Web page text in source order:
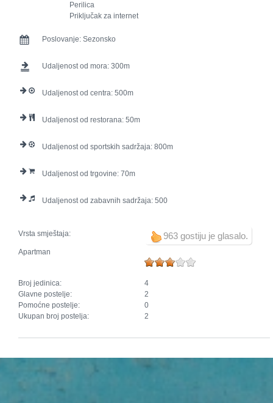
Perilica
Priključak za internet
Poslovanje: Sezonsko
Udaljenost od mora: 300
Udaljenost od centra: 500
Udaljenost od restorana: 50
Udaljenost od sportskih sadržaja: 800
Udaljenost od trgovine: 70
Udaljenost od zabavnih sadržaja: 500
963 gostiju je glasalo.
Vrsta smještaja:
Apartman
Broj jedinica:
4
Glavne postelje:
2
Pomoćne postelje:
0
Ukupan broj postelja:
2